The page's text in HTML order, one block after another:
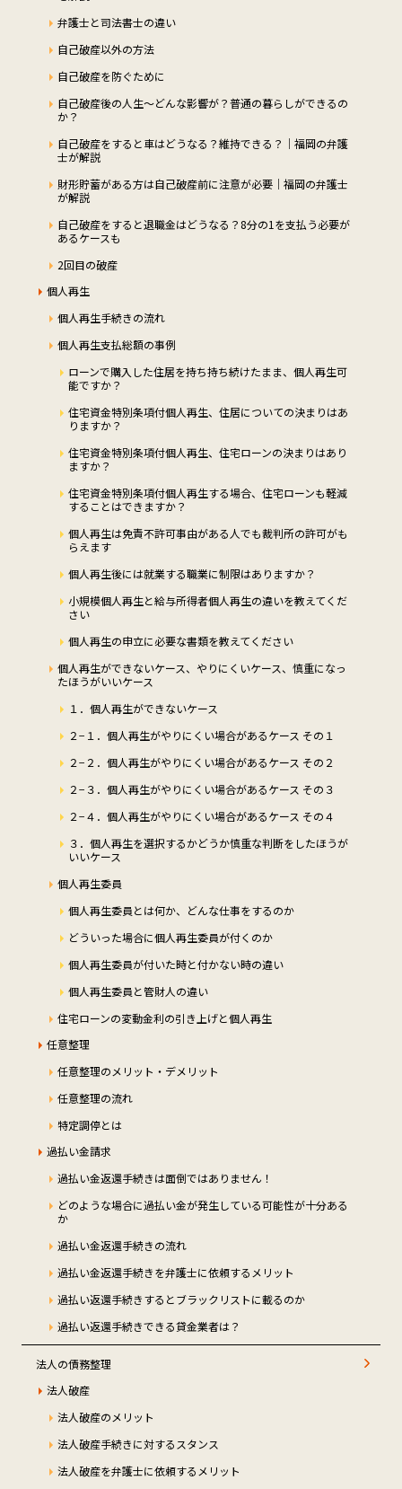
弁護士と司法書士の違い
自己破産以外の方法
自己破産を防ぐために
自己破産後の人生～どんな影響が？普通の暮らしができるの
か？
自己破産をすると車はどうなる？維持できる？｜福岡の弁護
士が解説
財形貯蓄がある方は自己破産前に注意が必要｜福岡の弁護士
が解説
自己破産をすると退職金はどうなる？8分の1を支払う必要が
あるケースも
2回目の破産
個人再生
個人再生手続きの流れ
個人再生支払総額の事例
ローンで購入した住居を持ち持ち続けたまま、個人再生可
能ですか？
住宅資金特別条項付個人再生、住居についての決まりはあ
りますか？
住宅資金特別条項付個人再生、住宅ローンの決まりはあり
ますか？
住宅資金特別条項付個人再生する場合、住宅ローンも軽減
することはできますか？
個人再生は免責不許可事由がある人でも裁判所の許可がも
らえます
個人再生後には就業する職業に制限はありますか？
小規模個人再生と給与所得者個人再生の違いを教えてくだ
さい
個人再生の申立に必要な書類を教えてください
個人再生ができないケース、やりにくいケース、慎重になっ
たほうがいいケース
１．個人再生ができないケース
２−１．個人再生がやりにくい場合があるケース その１
２−２．個人再生がやりにくい場合があるケース その２
２−３．個人再生がやりにくい場合があるケース その３
２−４．個人再生がやりにくい場合があるケース その４
３．個人再生を選択するかどうか慎重な判断をしたほうが
いいケース
個人再生委員
個人再生委員とは何か、どんな仕事をするのか
どういった場合に個人再生委員が付くのか
個人再生委員が付いた時と付かない時の違い
個人再生委員と管財人の違い
住宅ローンの変動金利の引き上げと個人再生
任意整理
任意整理のメリット・デメリット
任意整理の流れ
特定調停とは
過払い金請求
過払い金返還手続きは面倒ではありません！
どのような場合に過払い金が発生している可能性が十分ある
か
過払い金返還手続きの流れ
過払い金返還手続きを弁護士に依頼するメリット
過払い返還手続きするとブラックリストに載るのか
過払い返還手続きできる貸金業者は？
法人の債務整理
法人破産
法人破産のメリット
法人破産手続きに対するスタンス
法人破産を弁護士に依頼するメリット